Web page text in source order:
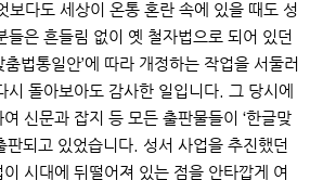
보다도 세상이 온통 혼란 속에 있을 때도 성
들은 흔들림 없이 옛 철자법으로 되어 있던
춤법통일안’에 따라 개정하는 작업을 서둘러
시 돌아보아도 감사한 일입니다. 그 당시에
신문과 잡지 등 모든 출판물들이 ‘한글맞
판되고 있었습니다. 성서 사업을 추진했던
시대에 뒤떨어져 있는 점을 안타깝게 여